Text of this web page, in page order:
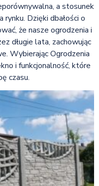
a stosunek
Dzięki dbałości o
że nasze ogrodzenia i
długie lata, zachowując
Wybierając Ogrodzenia
i funkcjonalność, które
czasu.